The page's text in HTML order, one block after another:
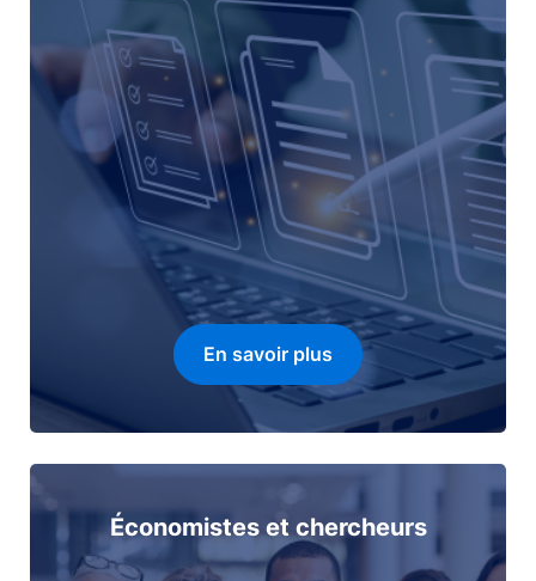
En savoir plus
Économistes et chercheurs